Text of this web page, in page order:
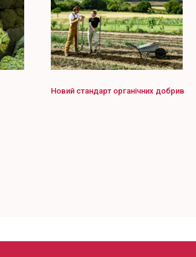
Новий стандарт органічних добрив